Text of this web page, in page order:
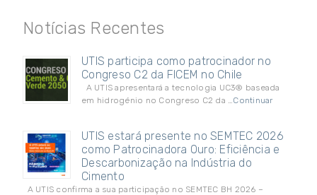
Notícias Recentes
UTIS participa como patrocinador no
Congreso C2 da FICEM no Chile
A UTIS apresentará a tecnologia UC3® baseada
em hidrogénio no Congreso C2 da … Continuar
UTIS estará presente no SEMTEC 2026
como Patrocinadora Ouro: Eficiência e
Descarbonização na Indústria do
Cimento
A UTIS confirma a sua participação no SEMTEC BH 2026 –